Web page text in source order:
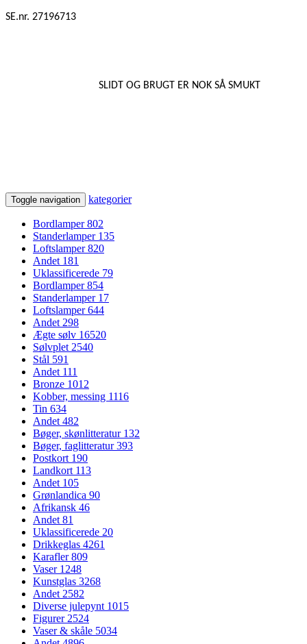
SE.nr. 27196713
SLIDT OG BRUGT ER NOK SÅ SMUKT
Toggle navigation kategorier
Bordlamper802
Standerlamper 135
Loftslamper820
Andet 181
Uklassificerede 79
Bordlamper854
Standerlamper 17
Loftslamper644
Andet 298
Ægte sølv 16520
Sølvplet 2540
Stål 591
Andet 111
Bronze 1012
Kobber, messing 1116
Tin 634
Andet 482
Bøger, skønlitteratur 132
Bøger, faglitteratur393
Postkort 190
Landkort 113
Andet 105
Grønlandica 90
Afrikansk 46
Andet 81
Uklassificerede 20
Drikkeglas 4261
Karafler809
Vaser 1248
Kunstglas 3268
Andet 2582
Diverse julepynt 1015
Figurer 2524
Vaser & skåle 5034